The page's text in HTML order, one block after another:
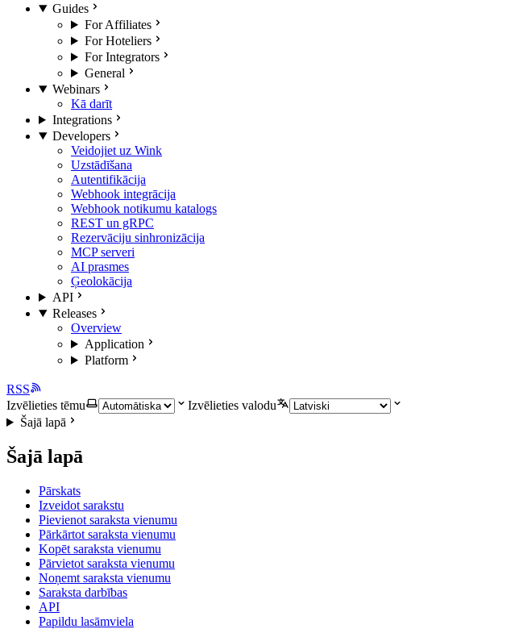
Guides
For Affiliates
For Hoteliers
For Integrators
General
Webinars
Kā darīt
Integrations
Developers
Veidojiet uz Wink
Uzstādīšana
Autentifikācija
Webhook integrācija
Webhook notikumu katalogs
REST un gRPC
Rezervāciju sinhronizācija
MCP serveri
AI prasmes
Ģeolokācija
API
Releases
Overview
Application
Platform
RSS
Izvēlieties tēmu
Izvēlieties valodu
Šajā lapā
Šajā lapā
Pārskats
Izveidot sarakstu
Pievienot saraksta vienumu
Pārkārtot saraksta vienumu
Kopēt saraksta vienumu
Pārvietot saraksta vienumu
Noņemt saraksta vienumu
Saraksta darbības
API
Papildu lasāmviela